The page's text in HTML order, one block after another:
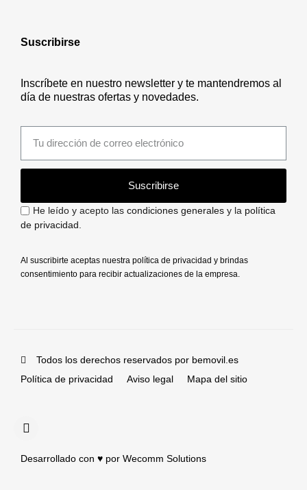
Suscribirse
Inscríbete en nuestro newsletter y te mantendremos al
día de nuestras ofertas y novedades.
Suscribirse
He leído y acepto las condiciones generales y la política
de privacidad.
Al suscribirte aceptas nuestra política de privacidad y brindas
consentimiento para recibir actualizaciones de la empresa.
Todos los derechos reservados por bemovil.es
Política de privacidad
Aviso legal Mapa del sitio
Desarrollado con ♥️ por Wecomm Solutions